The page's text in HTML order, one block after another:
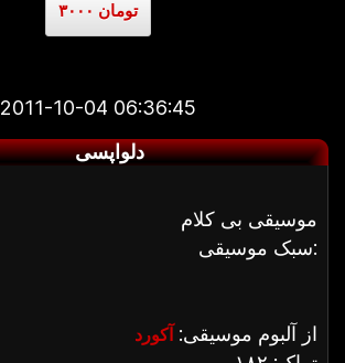
۳۰۰۰ تومان
2011-10-04 06:36:45
دلواپسی
موسیقی بی کلام
سبک موسیقی:
از آلبوم موسیقی: آکورد